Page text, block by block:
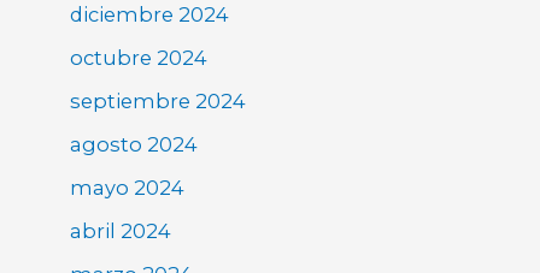
diciembre 2024
octubre 2024
septiembre 2024
agosto 2024
mayo 2024
abril 2024